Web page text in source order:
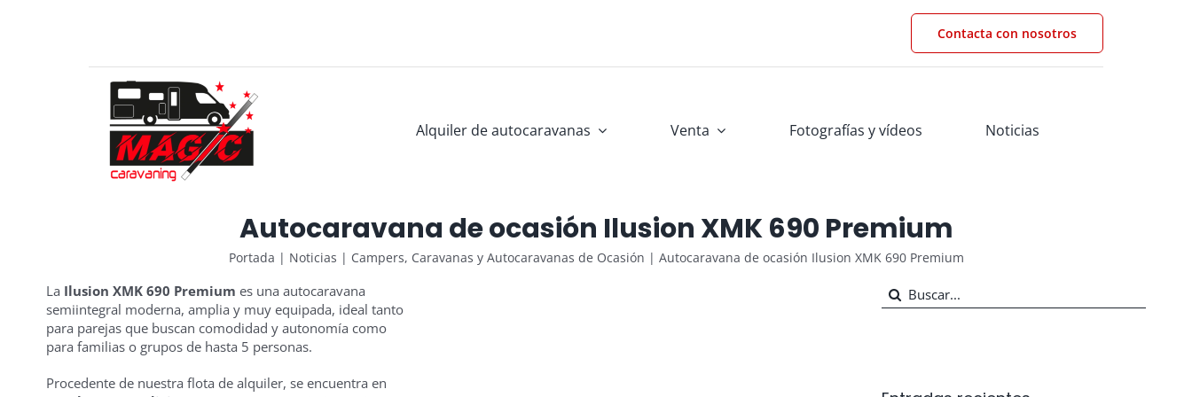
Contacta con nosotros
Alquiler de autocaravanas Venta Fotografías y vídeos Noticias
Autocaravana de ocasión Ilusion XMK 690 Premium
Portada | Noticias | Campers, Caravanas y Autocaravanas de Ocasión | Autocaravana de ocasión Ilusion XMK 690 Premium
La Ilusion XMK 690 Premium es una autocaravana
semiintegral moderna, amplia y muy equipada, ideal tanto
para parejas que buscan comodidad y autonomía como
para familias o grupos de hasta 5 personas.
Procedente de nuestra flota de alquiler, se encuentra en
Buscar: